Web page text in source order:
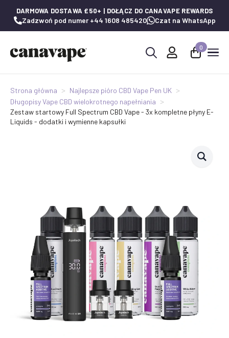
DARMOWA DOSTAWA £50+ | DOŁĄCZ DO CANAVAPE REWARDS
Zadzwoń pod numer +44 1608 485420 Czat na WhatsApp
0
Strona główna
Najlepsze pióro CBD Vape Pen UK
Długopisy Vape CBD wielokrotnego napełniania
Zestaw startowy Full Spectrum CBD Vape - 3x kompletne płyny E-
Liquids - dodatki i wymienne kapsułki